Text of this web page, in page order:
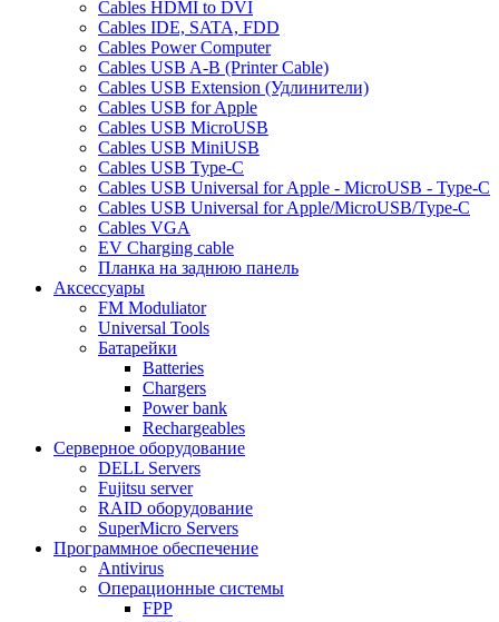
Cables HDMI to DVI
Cables IDE, SATA, FDD
Cables Power Computer
Cables USB A-B (Printer Cable)
Cables USB Extension (Удлинители)
Cables USB for Apple
Cables USB MicroUSB
Cables USB MiniUSB
Cables USB Type-C
Cables USB Universal for Apple - MicroUSB - Type-C
Cables USB Universal for Apple/MicroUSB/Type-C
Cables VGA
EV Charging cable
Планка на заднюю панель
Аксессуары
FM Moduliator
Universal Tools
Батарейки
Batteries
Chargers
Power bank
Rechargeables
Серверное оборудование
DELL Servers
Fujitsu server
RAID оборудование
SuperMicro Servers
Программное обеспечение
Antivirus
Операционные системы
FPP